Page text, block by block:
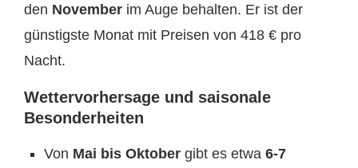
den November im Auge behalten. Er ist der
günstigste Monat mit Preisen von 418 € pro
Nacht.
Wettervorhersage und saisonale
Besonderheiten
Von Mai bis Oktober gibt es etwa 6-7